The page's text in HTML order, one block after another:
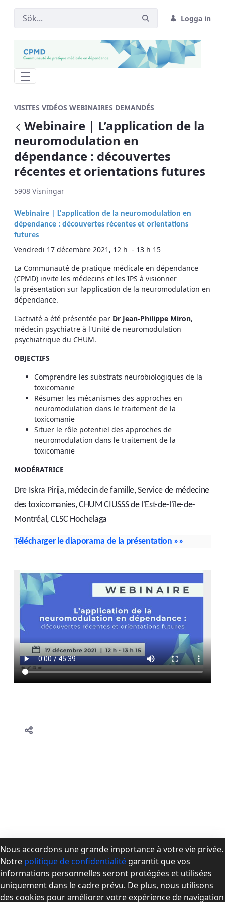
Logga in
VISITES VIDÉOS WEBINAIRES DEMANDÉS
Tillbaka
Webinaire | L’application de la
neuromodulation en
dépendance : découvertes
récentes et orientations futures
5908 Visningar
Webinaire | L'application de la neuromodulation en
dépendance : découvertes récentes et orientations
futures
Vendredi 17 décembre 2021, 12 h - 13 h 15
La Communauté de pratique médicale en dépendance
(CPMD) invite les médecins et les IPS à visionner
la présentation sur l’application de la neuromodulation en
dépendance.
L'activité a été présentée par Dr Jean-Philippe Miron,
médecin psychiatre à l'Unité de neuromodulation
psychiatrique du CHUM.
OBJECTIFS
Comprendre les substrats neurobiologiques de la
toxicomanie
Résumer les mécanismes des approches en
neuromodulation dans le traitement de la
toxicomanie
Situer le rôle potentiel des approches de
neuromodulation dans le traitement de la
toxicomanie
MODÉRATRICE
Dre Iskra Pirija, médecin de famille, Service de médecine
des toxicomanies, CHUM CIUSSS de l'Est-de-l'île-de-
Montréal, CLSC Hochelaga
Télécharger le diaporama de la présentation »»
À propos de la CPMD
Devenir membre
Se connecter
Nous accordons une grande importance à votre vie privée.
Notre politique de confidentialité garantit que vos
informations personnelles seront protégées et utilisées
uniquement dans le cadre prévu. De plus, nous utilisons
des cookies pour améliorer votre expérience de navigation